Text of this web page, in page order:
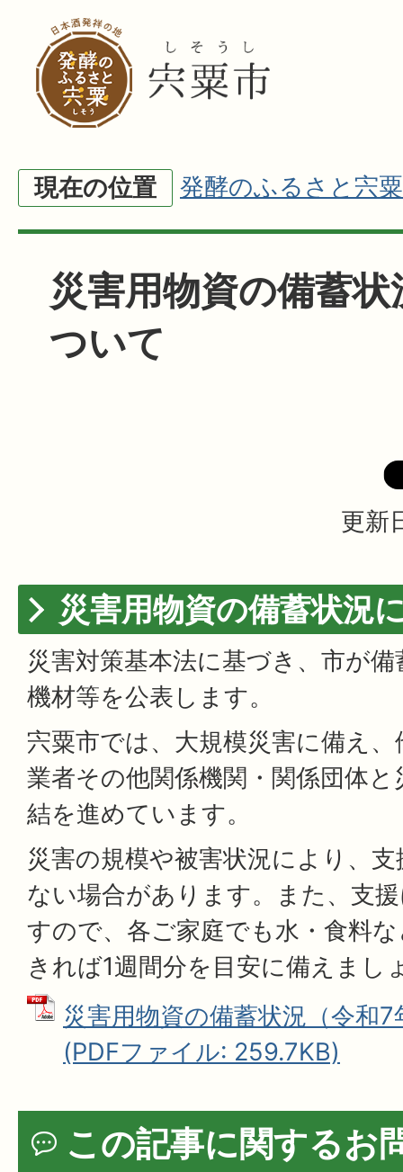
現在の位置 発酵のふるさと宍粟
災害用物資の備蓄
ついて
更新
災害用物資の備蓄状況
災害対策基本法に基づき、市が
機材等を公表します。
宍粟市では、大規模災害に備え
業者その他関係機関・関係団体
結を進めています。
災害の規模や被害状況により、
ない場合があります。また、支
すので、各ご家庭でも水・食料
きれば1週間分を目安に備えまし
災害用物資の備蓄状況（令和7
(PDFファイル: 259.7KB)
この記事に関するお